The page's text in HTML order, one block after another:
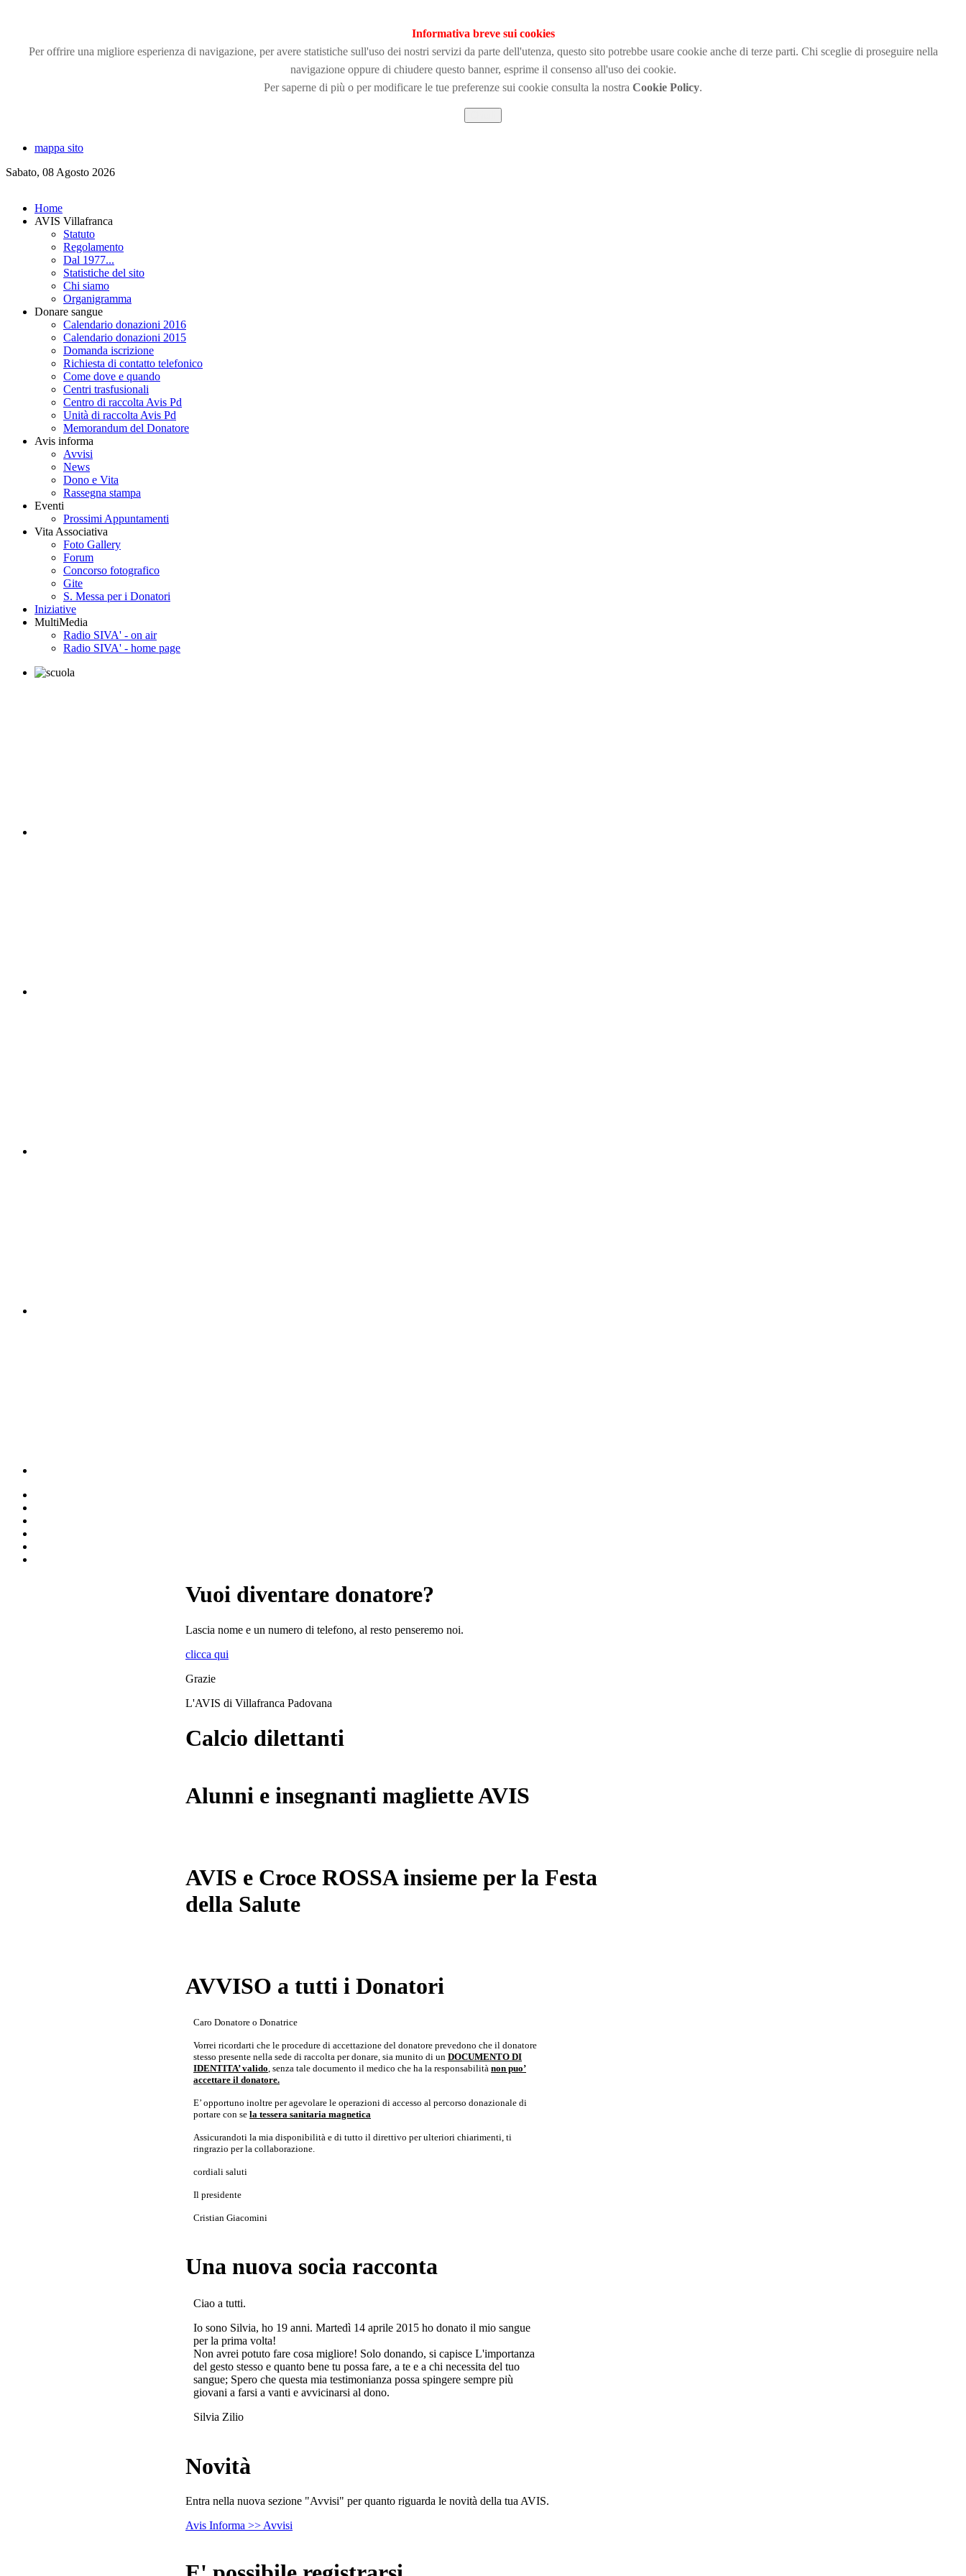
Informativa breve sui cookies
Per offrire una migliore esperienza di navigazione, per avere statistiche sull'uso dei nostri servizi da parte dell'utenza, questo sito potrebbe usare cookie anche di terze parti. Chi sceglie di proseguire nella
navigazione oppure di chiudere questo banner, esprime il consenso all'uso dei cookie.
Per saperne di più o per modificare le tue preferenze sui cookie consulta la nostra Cookie Policy.
mappa sito
Sabato, 08 Agosto 2026
Home
AVIS Villafranca
Statuto
Regolamento
Dal 1977...
Statistiche del sito
Chi siamo
Organigramma
Donare sangue
Calendario donazioni 2016
Calendario donazioni 2015
Domanda iscrizione
Richiesta di contatto telefonico
Come dove e quando
Centri trasfusionali
Centro di raccolta Avis Pd
Unità di raccolta Avis Pd
Memorandum del Donatore
Avis informa
Avvisi
News
Dono e Vita
Rassegna stampa
Eventi
Prossimi Appuntamenti
Vita Associativa
Foto Gallery
Forum
Concorso fotografico
Gite
S. Messa per i Donatori
Iniziative
MultiMedia
Radio SIVA' - on air
Radio SIVA' - home page
Vuoi diventare donatore?
Lascia nome e un numero di telefono, al resto penseremo noi.
clicca qui
Grazie
L'AVIS di Villafranca Padovana
Calcio dilettanti
Alunni e insegnanti magliette AVIS
AVIS e Croce ROSSA insieme per la Festa
della Salute
AVVISO a tutti i Donatori
Caro Donatore o Donatrice
Vorrei ricordarti che le procedure di accettazione del donatore prevedono che il donatore
stesso presente nella sede di raccolta per donare, sia munito di un DOCUMENTO DI
IDENTITA’ valido, senza tale documento il medico che ha la responsabilità non puo’
accettare il donatore.
E’ opportuno inoltre per agevolare le operazioni di accesso al percorso donazionale di
portare con se la tessera sanitaria magnetica
Assicurandoti la mia disponibilità e di tutto il direttivo per ulteriori chiarimenti, ti
ringrazio per la collaborazione.
cordiali saluti
Il presidente
Cristian Giacomini
Una nuova socia racconta
Ciao a tutti.
Io sono Silvia, ho 19 anni. Martedì 14 aprile 2015 ho donato il mio sangue
per la prima volta!
Non avrei potuto fare cosa migliore! Solo donando, si capisce L'importanza
del gesto stesso e quanto bene tu possa fare, a te e a chi necessita del tuo
sangue; Spero che questa mia testimonianza possa spingere sempre più
giovani a farsi a vanti e avvicinarsi al dono.
Silvia Zilio
Novità
Entra nella nuova sezione "Avvisi" per quanto riguarda le novità della tua AVIS.
Avis Informa >> Avvisi